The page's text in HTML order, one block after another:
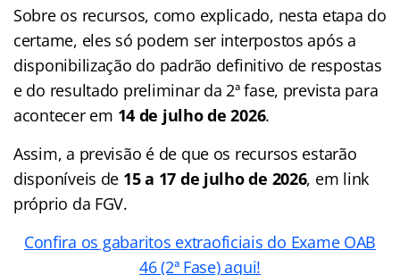
Sobre os recursos, como explicado, nesta etapa do
certame, eles só podem ser interpostos após a
disponibilização do padrão definitivo de respostas
e do resultado preliminar da 2ª fase, prevista para
acontecer em 14 de julho de 2026.
Assim, a previsão é de que os recursos estarão
disponíveis de 15 a 17 de julho de 2026, em link
próprio da FGV.
Confira os gabaritos extraoficiais do Exame OAB
46 (2ª Fase) aqui!